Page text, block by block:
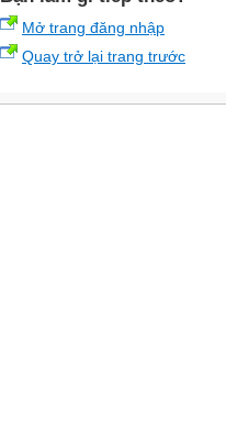
Mở trang đăng nhập
Quay trở lại trang trước